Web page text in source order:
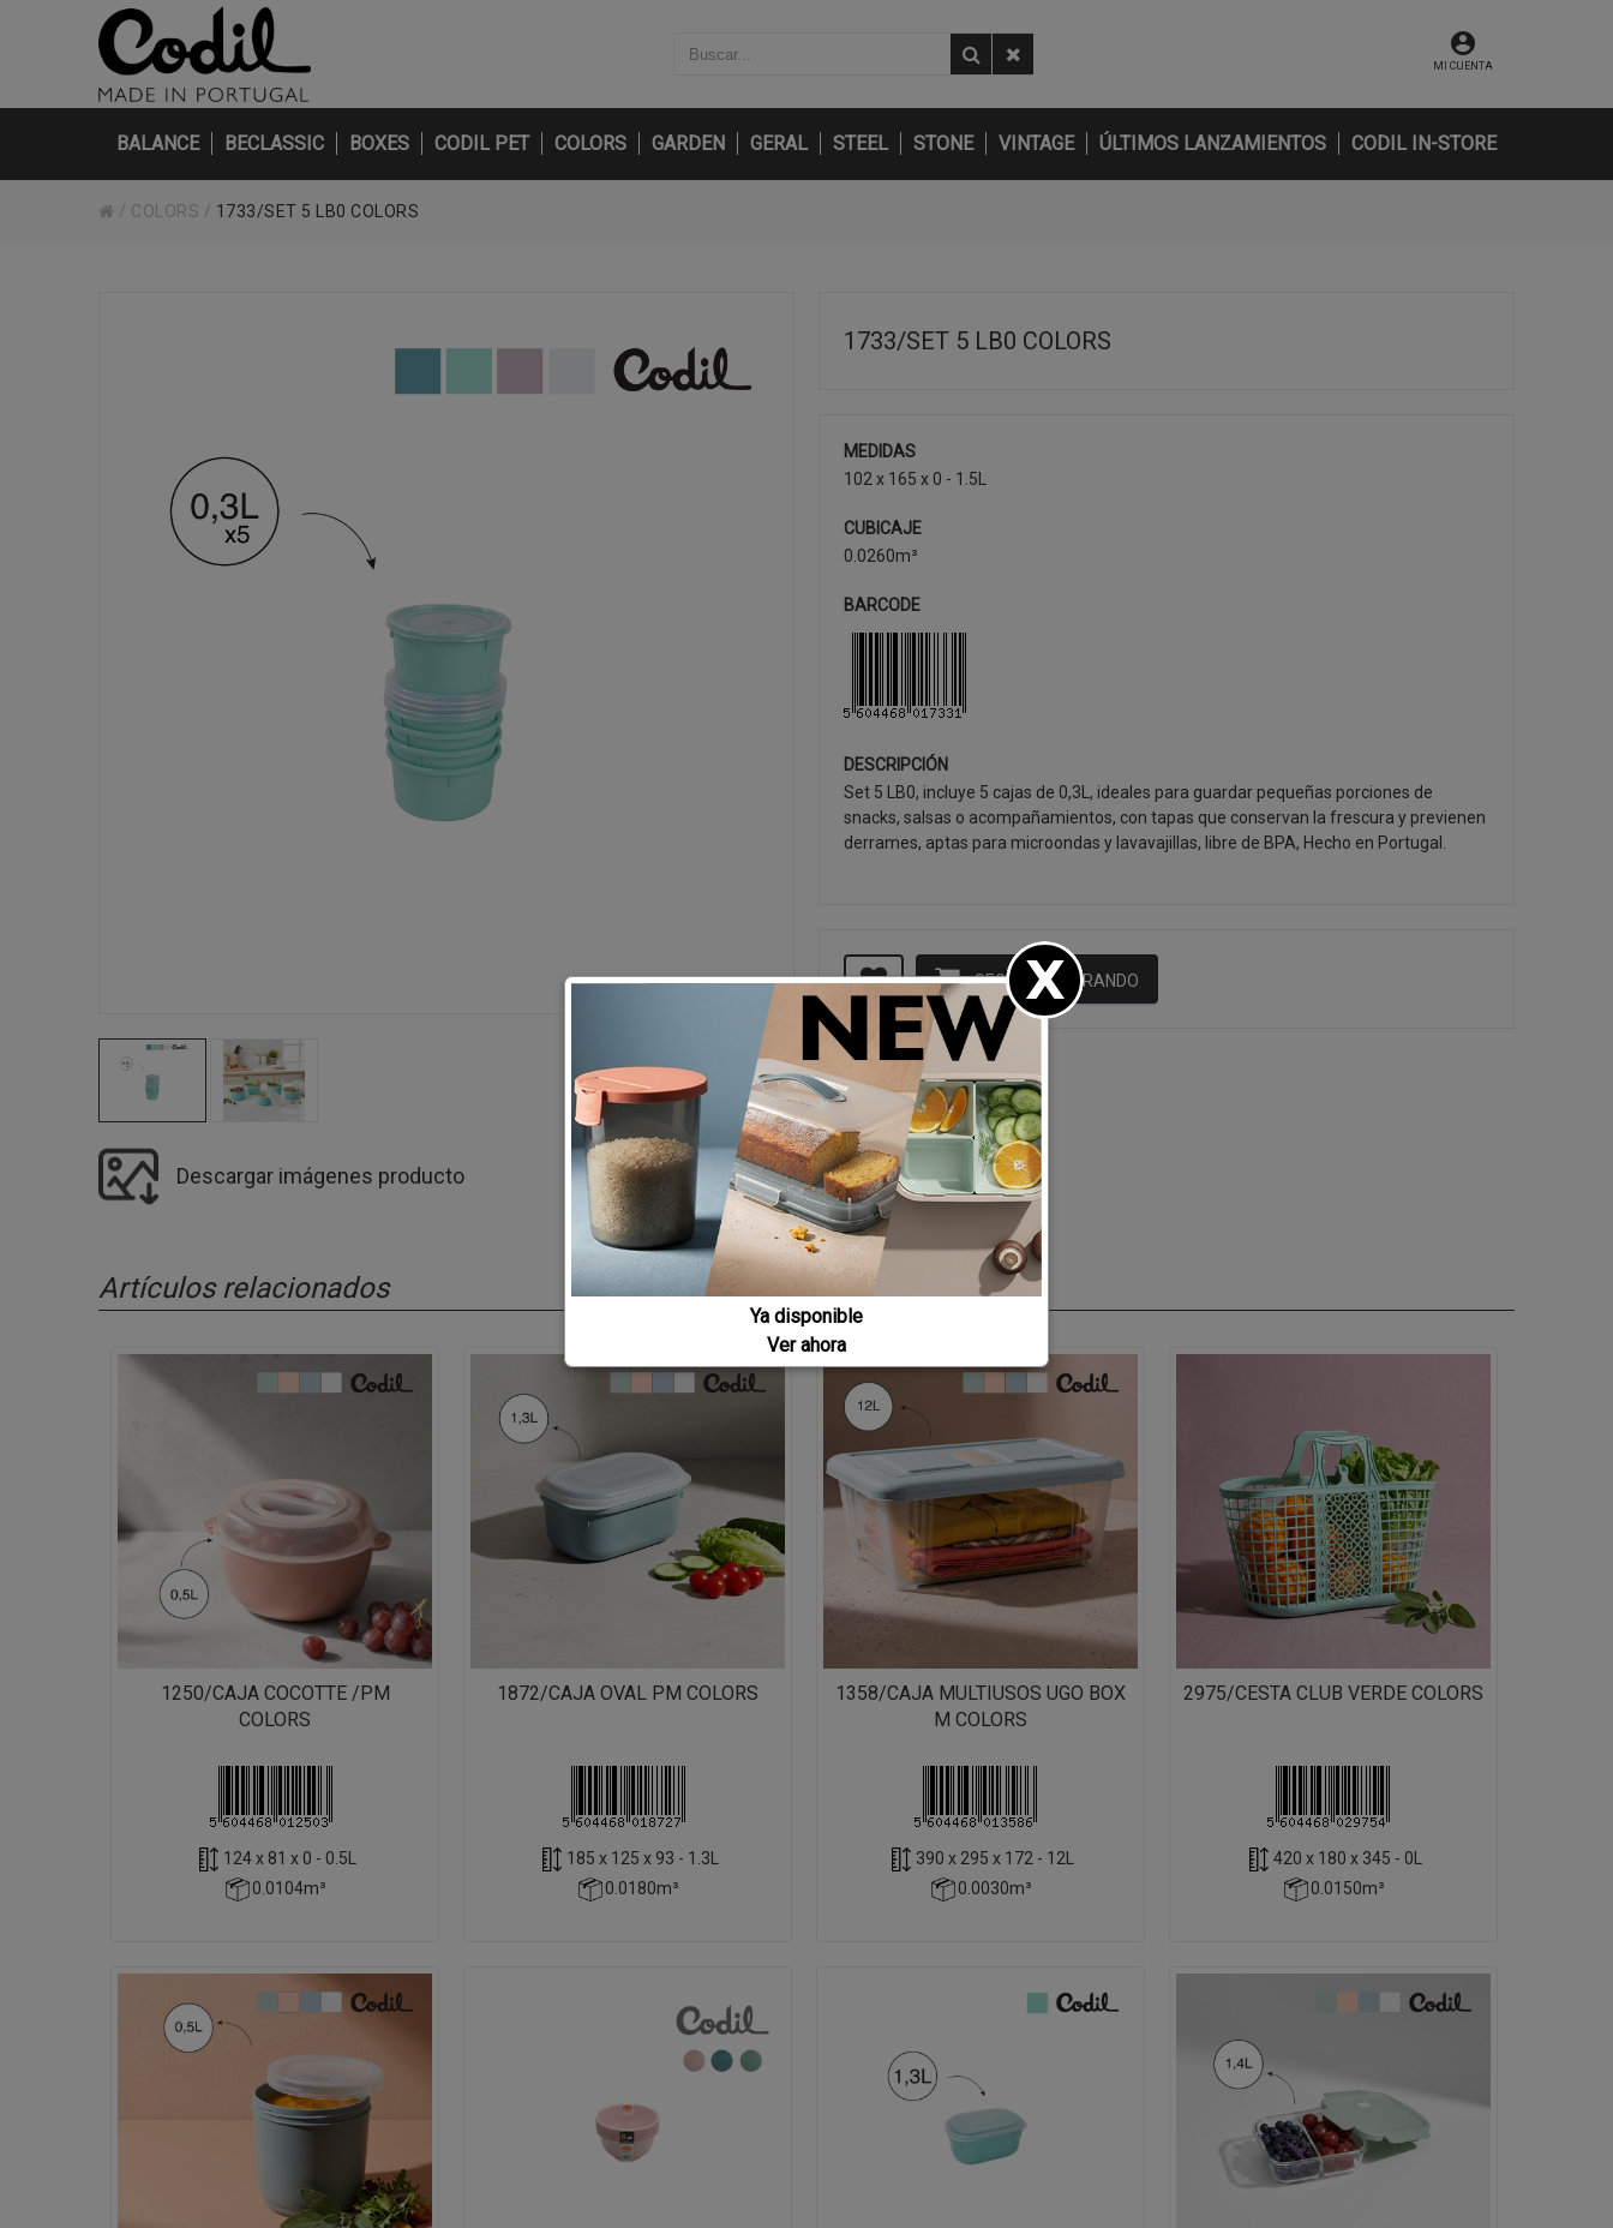
MI CUENTA
BALANCE BECLASSIC BOXES CODIL PET COLORS GARDEN GERAL STEEL STONE VINTAGE ÚLTIMOS LANZAMIENTOS CODIL IN-STORE
/ COLORS / 1733/SET 5 LB0 COLORS
Descargar imágenes producto
1733/SET 5 LB0 COLORS
MEDIDAS
102 x 165 x 0 - 1.5L
CUBICAJE
0.0260m³
BARCODE
DESCRIPCIÓN
Set 5 LB0, incluye 5 cajas de 0,3L, ideales para guardar pequeñas porciones de
snacks, salsas o acompañamientos, con tapas que conservan la frescura y previenen
derrames, aptas para microondas y lavavajillas, libre de BPA, Hecho en Portugal.
SEGUIR COMPRANDO
Artículos relacionados
1250/CAJA COCOTTE /PM
COLORS
124 x 81 x 0 - 0.5L
0.0104m³
1872/CAJA OVAL PM COLORS
185 x 125 x 93 - 1.3L
0.0180m³
1358/CAJA MULTIUSOS UGO BOX
M COLORS
390 x 295 x 172 - 12L
0.0030m³
2975/CESTA CLUB VERDE COLORS
420 x 180 x 345 - 0L
0.0150m³
Ya disponible
Ver ahora